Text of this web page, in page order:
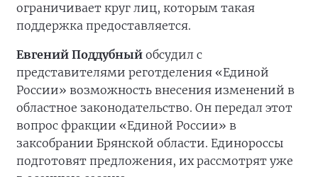
ограничивает круг лиц, которым такая
поддержка предоставляется.
Евгений Поддубный обсудил с
представителями реготделения «Единой
России» возможность внесения изменений в
областное законодательство. Он передал этот
вопрос фракции «Единой России» в
заксобрании Брянской области. Единороссы
подготовят предложения, их рассмотрят уже